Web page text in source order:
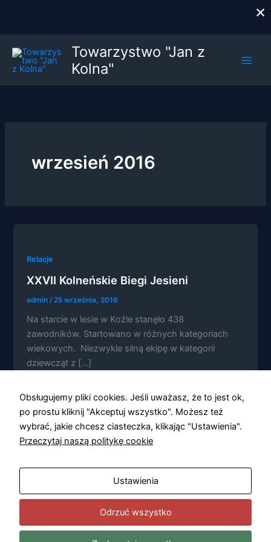
treści
Towarzystwo "Jan z
Kolna"
wrzesień 2016
Relacje
XXVII Kolneńskie Biegi Jesieni
admin /25 września, 2016
Na starcie w lesie w Koźle stanęło 438
zawodników. Startowano w różnych kategoriach
wiekowych. Niezwykle silną ekipę w kategorii
dziewcząt z […]
×
Obsługujemy pliki cookies. Jeśli uważasz, że to jest ok,
po prostu kliknij "Akceptuj wszystko". Możesz też
wybrać, jakie chcesz ciasteczka, klikając "Ustawienia".
Przeczytaj naszą politykę cookie
Ustawienia
Odrzuć wszystko
Konieczne
Te pliki cookie
do
funkcjonowania
strony
internetowej.
Statystyka
Abyśmy mogli
poprawić
i strukturę
strony